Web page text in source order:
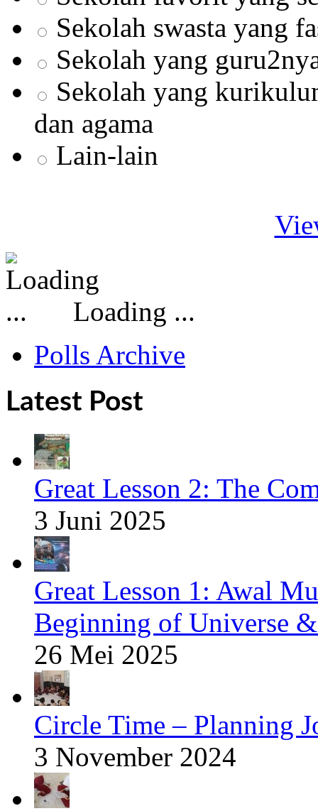
Sekolah swasta yang
Sekolah yang
Sekolah yang
dan agama
Lain-lain
Loading ...
Polls Archive
Latest Post
Great Lesson 2: The
3 Juni 2025
Great Lesson 1: Awal
Beginning of Universe
26 Mei 2025
Circle Time – Planning
3 November 2024